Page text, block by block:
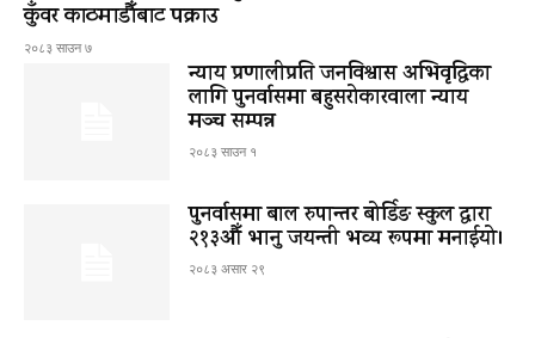
कुँवर काठमाडौँबाट पक्राउ
२०८३ साउन ७
न्याय प्रणालीप्रति जनविश्वास अभिवृद्धिका
लागि पुनर्वासमा बहुसरोकारवाला न्याय
मञ्च सम्पन्न
२०८३ साउन १
पुनर्वासमा बाल रुपान्तर बोर्डिङ स्कुल द्धारा
२१३औँ भानु जयन्ती भव्य रूपमा मनाईयो।
२०८३ असार २९